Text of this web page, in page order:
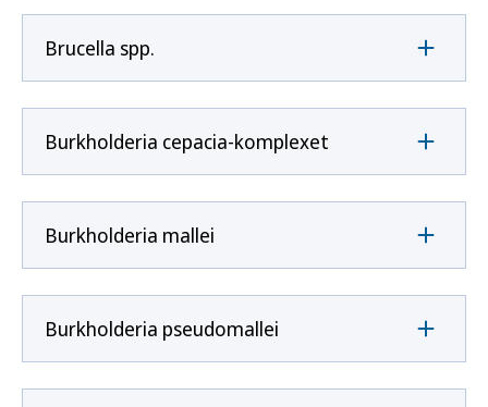
Brucella spp.
Burkholderia cepacia-komplexet
Burkholderia mallei
Burkholderia pseudomallei